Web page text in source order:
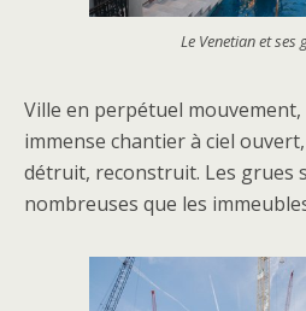
Le Venetian et ses
Ville en perpétuel mouvement,
immense chantier à ciel
détruit, reconstruit. Les grues
nombreuses que les